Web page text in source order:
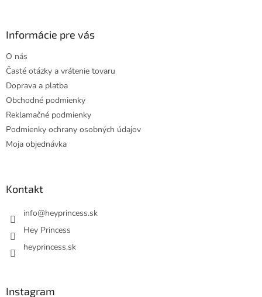
Informácie pre vás
O nás
Časté otázky a vrátenie tovaru
Doprava a platba
Obchodné podmienky
Reklamačné podmienky
Podmienky ochrany osobných údajov
Moja objednávka
Kontakt
info@heyprincess.sk
Hey Princess
heyprincess.sk
Instagram